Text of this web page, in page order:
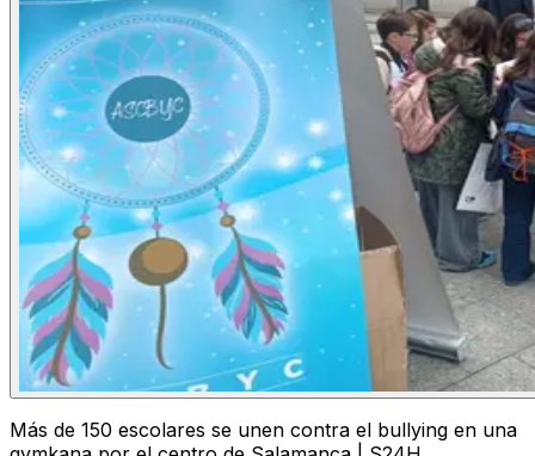
Más de 150 escolares se unen contra el bullying en una